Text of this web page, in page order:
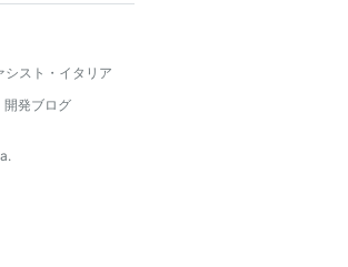
シスト・イタリア
開発ブログ